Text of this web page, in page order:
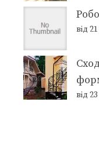
від
від